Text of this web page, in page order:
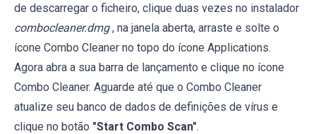
de descarregar o ficheiro, clique duas vezes no instalador
combocleaner.dmg , na janela aberta, arraste e solte o
ícone Combo Cleaner no topo do ícone Applications.
Agora abra a sua barra de lançamento e clique no ícone
Combo Cleaner. Aguarde até que o Combo Cleaner
atualize seu banco de dados de definições de vírus e
clique no botão "Start Combo Scan".